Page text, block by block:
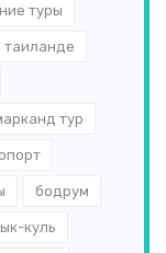
туры
таиланде
тур
бодрум
куль